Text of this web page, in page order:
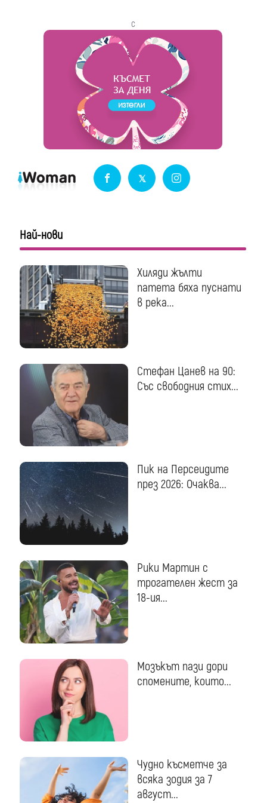
с
Най-нови
Хиляди жълти
патета бяха пуснати
в река...
Стефан Цанев на 90:
Със свободния стих...
Пик на Персеидите
през 2026: Очаква...
Рики Мартин с
трогателен жест за
18-ия...
Мозъкът пази дори
спомените, които...
Чудно късметче за
всяка зодия за 7
август...